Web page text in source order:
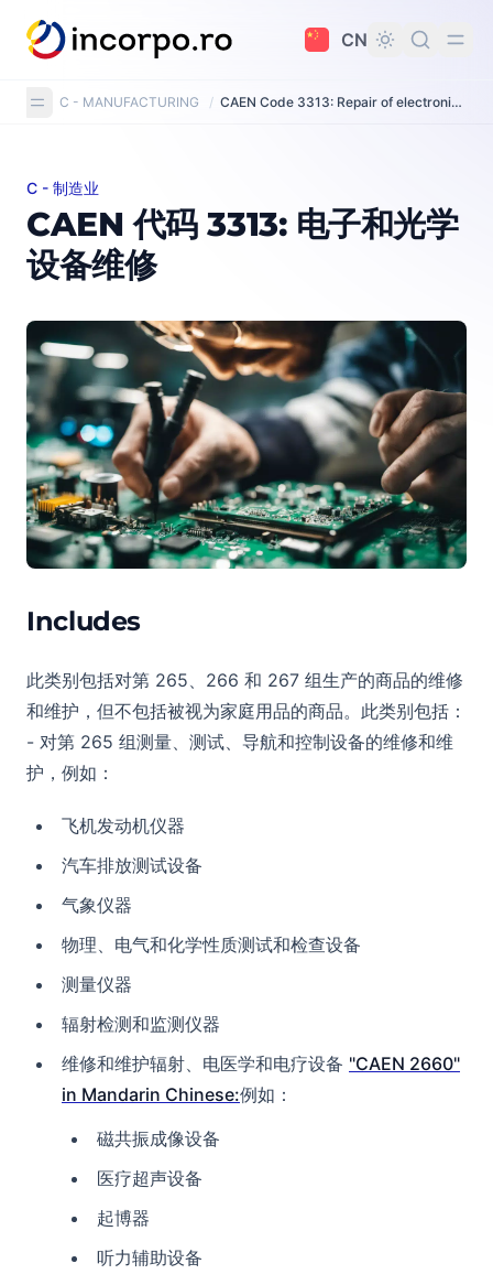
要内容
CN
C - MANUFACTURING / CAEN Code 3313: Repair of electronic and optical equipment
CAEN 代码 3313: 电子和光学设备维修
C - 制造业
CAEN 代码 3313: 电子和光学
设备维修
Includes
此类别包括对第 265、266 和 267 组生产的商品的维修
和维护，但不包括被视为家庭用品的商品。此类别包括：
- 对第 265 组测量、测试、导航和控制设备的维修和维
护，例如：
飞机发动机仪器
汽车排放测试设备
气象仪器
物理、电气和化学性质测试和检查设备
测量仪器
辐射检测和监测仪器
维修和维护辐射、电医学和电疗设备 "CAEN 2660"
in Mandarin Chinese:例如：
磁共振成像设备
医疗超声设备
起博器
听力辅助设备